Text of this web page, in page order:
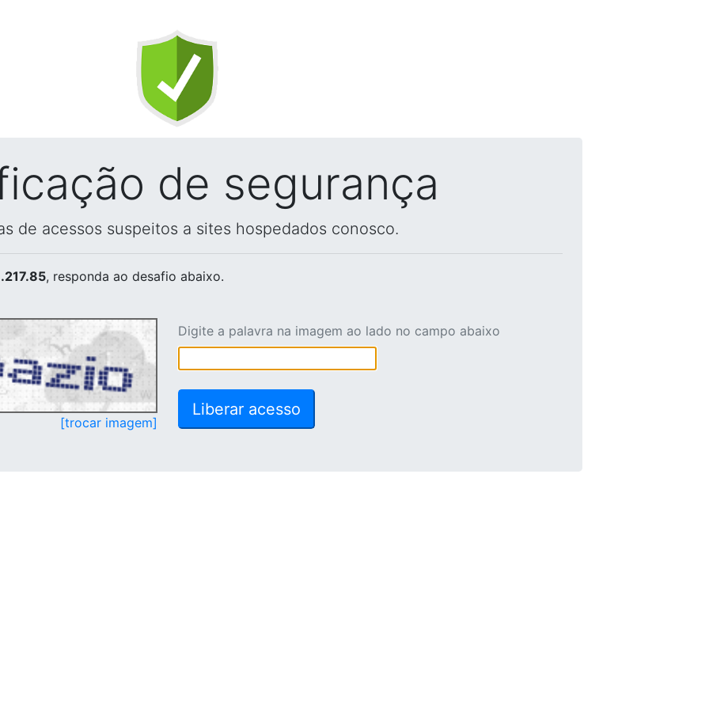
de segurança
de acessos suspeitos a sites hospedados conosco.
, responda ao desafio abaixo.
[trocar imagem]
Digite a palavra na imagem ao lado no campo abaixo